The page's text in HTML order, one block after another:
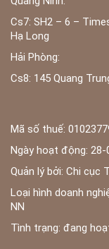
Cs7: SH2 – 6 –
Hạ Long
Hải Phòng:
Cs8: 145 Quang
Mã số thuế:
Ngày hoạt động: 28-
Quản lý bởi: Chi cục
Loại hình doanh
NN
Tình trạng: đang